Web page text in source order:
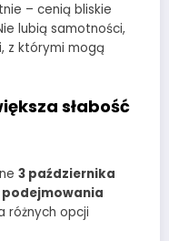
– cenią bliskie
lubią samotności,
z którymi mogą
słabość
3 października
różnych opcji